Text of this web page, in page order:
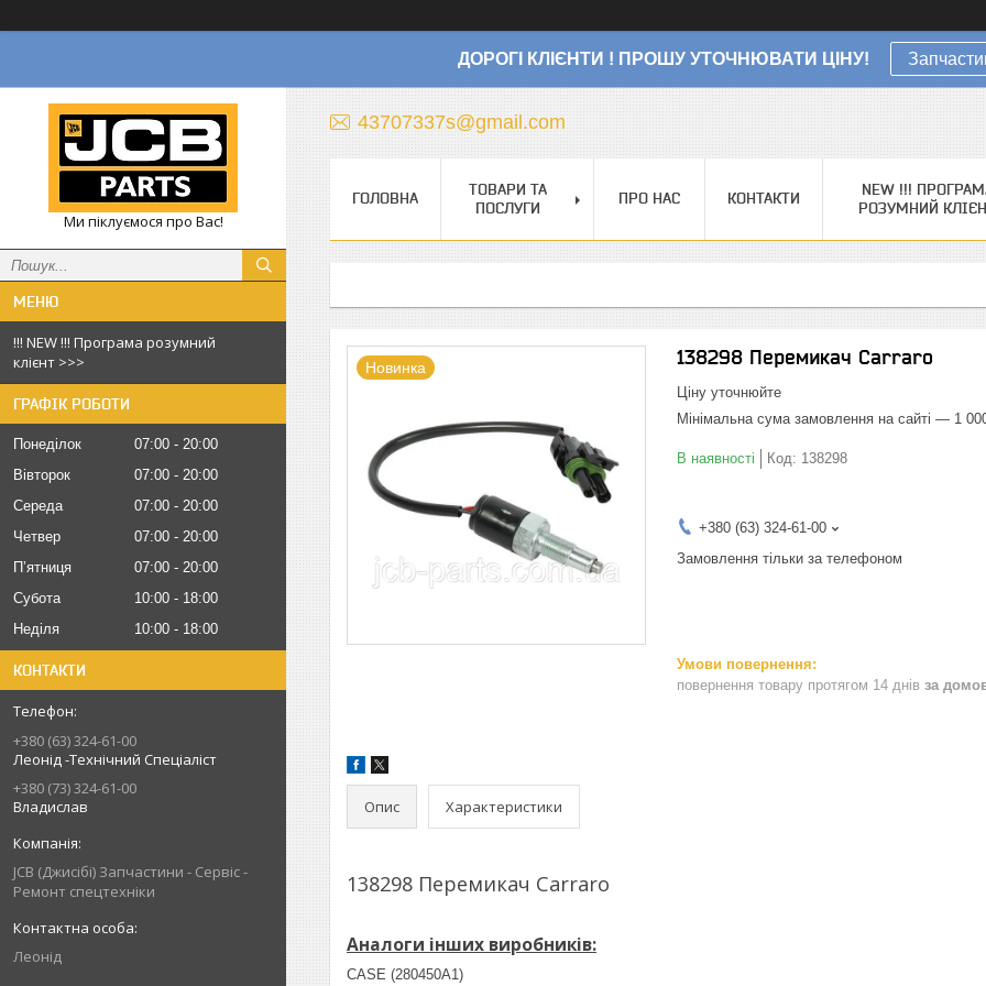
ДОРОГІ КЛІЄНТИ ! ПРОШУ УТОЧНЮВАТИ ЦІНУ!
Ми піклуємося про Вас!
!!! NEW !!! Програма розумний
клієнт >>>
ГРАФІК РОБОТИ
Понеділок 07:00
20:00
Вівторок
07:00
20:00
Середа
07:00
20:00
Четвер
07:00
20:00
Пʼятниця
07:00
20:00
Субота
10:00
18:00
Неділя
10:00 18:00
КОНТАКТИ
+380 (63) 324-61-00
Леонід -Технічний Спеціаліст
+380 (73) 324-61-00
Владислав
JCB (Джисібі) Запчастини - Сервіс -
Ремонт спецтехніки
Леонід
43707337s@gmail.com
ГОЛОВНА
ТОВАРИ ТА
ПОСЛУГИ
ПРО НАС КОНТАКТИ
NEW !!!
РОЗУМНИЙ
Новинка 138298 Перемикач Carraro
Ціну уточнюйте
Мінімальна сума замовлення на сайті — 1
В наявності Код: 138298
+380 (63) 324-61-00
Замовлення тільки за телефоном
повернення товару протягом 14 днів за
Опис Характеристики
138298 Перемикач Carraro
Аналоги інших виробників:
CASE (280450A1)